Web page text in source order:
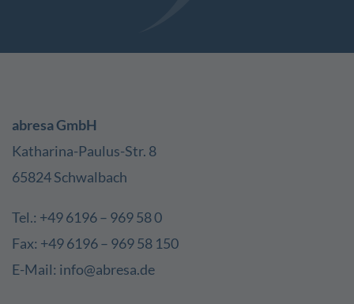
abresa GmbH
Katharina-Paulus-Str. 8
65824 Schwalbach
Tel.: +49 6196 – 969 58 0
Fax: +49 6196 – 969 58 150
E-Mail: info@abresa.de